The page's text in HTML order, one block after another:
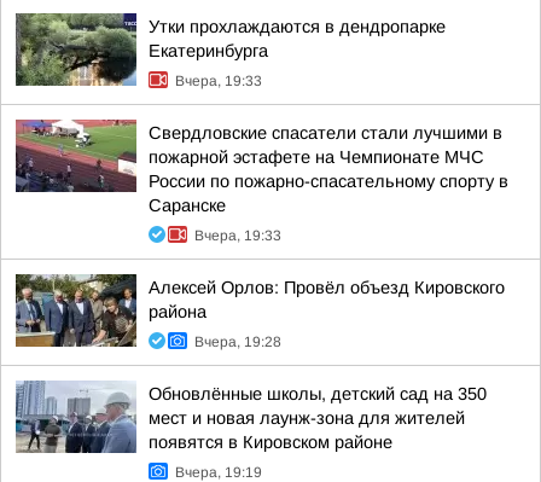
Утки прохлаждаются в дендропарке
Екатеринбурга
Вчера, 19:33
Свердловские спасатели стали лучшими в
пожарной эстафете на Чемпионате МЧС
России по пожарно-спасательному спорту в
Саранске
Вчера, 19:33
Алексей Орлов: Провёл объезд Кировского
района
Вчера, 19:28
Обновлённые школы, детский сад на 350
мест и новая лаунж-зона для жителей
появятся в Кировском районе
Вчера, 19:19